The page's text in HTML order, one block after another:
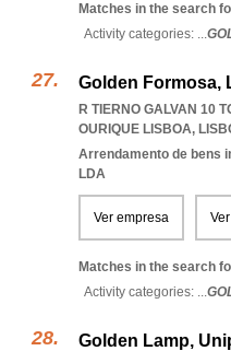
Matches in the search
Activity categories: ...
Golden Formosa,
R TIERNO GALVAN 10
OURIQUE LISBOA,
Arrendamento de bens
LDA
Ver empresa
Matches in the search
Activity categories: ...
Golden Lamp,